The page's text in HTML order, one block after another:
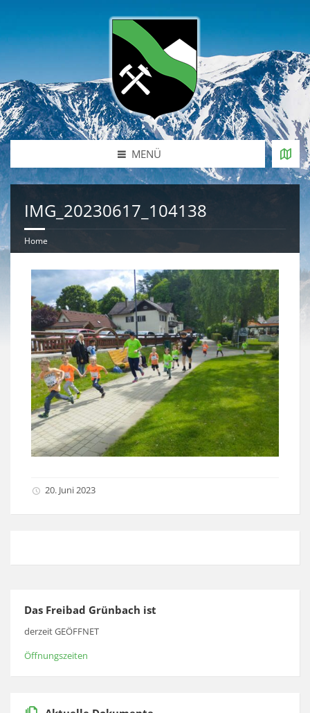
MENÜ
IMG_20230617_104138
Home
20. Juni 2023
Das Freibad Grünbach ist
derzeit GEÖFFNET
Öffnungszeiten